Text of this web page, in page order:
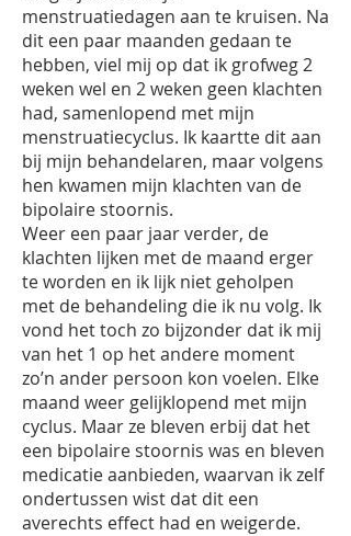
menstruatiedagen aan te kruisen. Na
dit een paar maanden gedaan te
hebben, viel mij op dat ik grofweg 2
weken wel en 2 weken geen klachten
had, samenlopend met mijn
menstruatiecyclus. Ik kaartte dit aan
bij mijn behandelaren, maar volgens
hen kwamen mijn klachten van de
bipolaire stoornis.
Weer een paar jaar verder, de
klachten lijken met de maand erger
te worden en ik lijk niet geholpen
met de behandeling die ik nu volg. Ik
vond het toch zo bijzonder dat ik mij
van het 1 op het andere moment
zo’n ander persoon kon voelen. Elke
maand weer gelijklopend met mijn
cyclus. Maar ze bleven erbij dat het
een bipolaire stoornis was en bleven
medicatie aanbieden, waarvan ik zelf
ondertussen wist dat dit een
averechts effect had en weigerde.